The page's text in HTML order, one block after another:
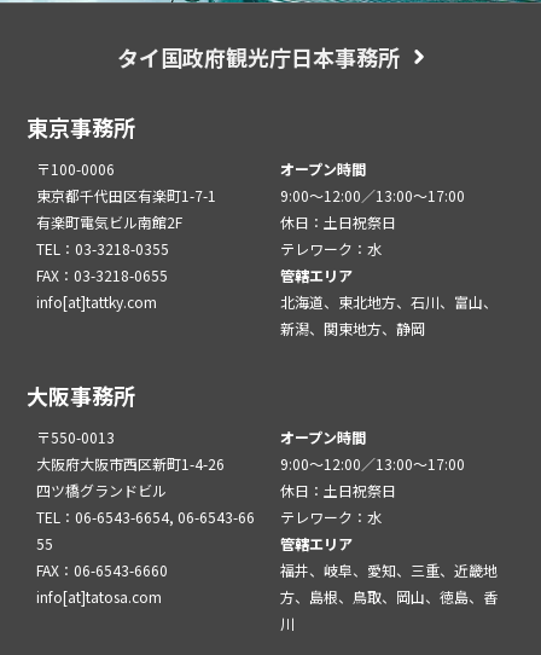
タイ国政府観光庁日本事務所
東京事務所
〒100-0006
東京都千代田区有楽町1-7-1
有楽町電気ビル南館2F
TEL：03-3218-0355
FAX：03-3218-0655
info[at]tattky.com
オープン時間
9:00～12:00／13:00～17:00
休日：土日祝祭日
テレワーク：水
管轄エリア
北海道、東北地方、石川、富山、
新潟、関東地方、静岡
大阪事務所
〒550-0013
大阪府大阪市西区新町1-4-26
四ツ橋グランドビル
TEL：06-6543-6654, 06-6543-66
55
FAX：06-6543-6660
info[at]tatosa.com
オープン時間
9:00～12:00／13:00～17:00
休日：土日祝祭日
テレワーク：水
管轄エリア
福井、岐阜、愛知、三重、近畿地
方、島根、鳥取、岡山、徳島、香
川